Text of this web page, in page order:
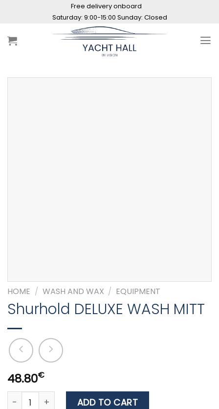
Free delivery onboard
HOME / WASH AND WAX / EQUIPMENT
Shurhold DELUXE WASH MITT
48.80€
Shurhold DELUXE WASH MITT quantity
ADD TO CART